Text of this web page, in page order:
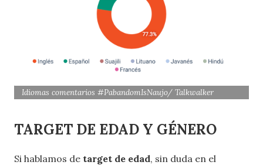
Idiomas comentarios #PabandomIsNaujo/ Talkwalker
TARGET DE EDAD Y GÉNERO
Si hablamos de target de edad, sin duda en el